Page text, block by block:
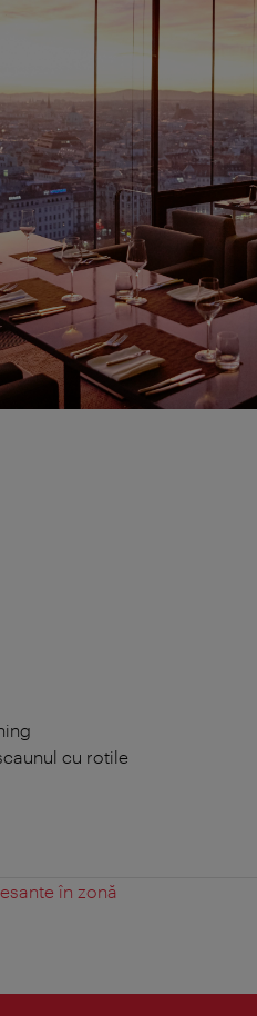
cu rotile
în zonă